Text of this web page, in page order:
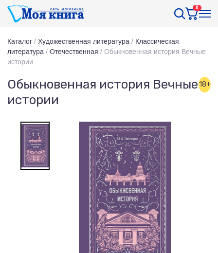
0
Каталог / Художественная литература / Классическая
литература / Отечественная / Обыкновенная история Вечные
истории
Обыкновенная история Вечные
истории
18+